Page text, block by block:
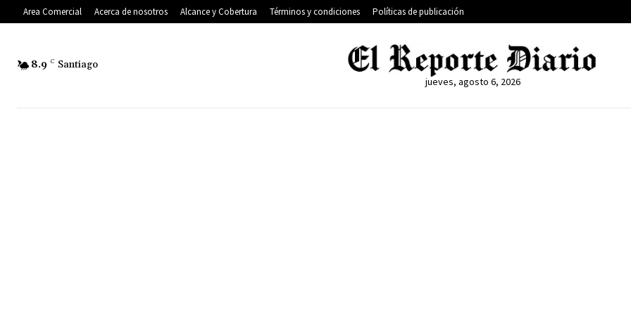
Area Comercial Acerca de nosotros Alcance y Cobertura Términos y condiciones Políticas de publicación
8.9 C Santiago
jueves, agosto 6, 2026